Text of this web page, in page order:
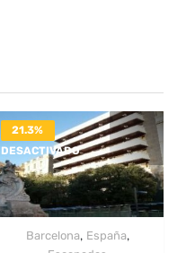
21.3%
DESACTIVADO
Barcelona, España,